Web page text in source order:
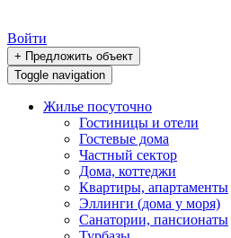
Войти
+ Предложить объект
Toggle navigation
Жилье посуточно
Гостиницы и отели
Гостевые дома
Частный сектор
Дома, коттеджи
Квартиры, апартаменты
Эллинги (дома у моря)
Санатории, пансионаты